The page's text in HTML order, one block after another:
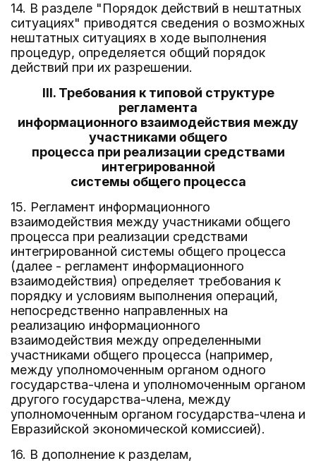
14. В разделе "Порядок действий в нештатных
ситуациях" приводятся сведения о возможных
нештатных ситуациях в ходе выполнения
процедур, определяется общий порядок
действий при их разрешении.
III. Требования к типовой структуре
регламента
информационного взаимодействия между
участниками общего
процесса при реализации средствами
интегрированной
системы общего процесса
15. Регламент информационного
взаимодействия между участниками общего
процесса при реализации средствами
интегрированной системы общего процесса
(далее - регламент информационного
взаимодействия) определяет требования к
порядку и условиям выполнения операций,
непосредственно направленных на
реализацию информационного
взаимодействия между определенными
участниками общего процесса (например,
между уполномоченным органом одного
государства-члена и уполномоченным органом
другого государства-члена, между
уполномоченным органом государства-члена и
Евразийской экономической комиссией).
16. В дополнение к разделам,